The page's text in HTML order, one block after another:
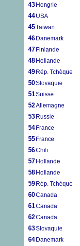
43 Hongrie
44 USA
45Taïwan
46 Danemark
47 Finlande
48 Hollande
49 Rép. Tchèque
50Slovaquie
51Suisse
52Allemagne
53 Russie
54 France
55 France
56Chili
57 Hollande
58 Hollande
59 Rép. Tchèque
60Canada
61Canada
62Canada
63Slovaquie
64 Danemark